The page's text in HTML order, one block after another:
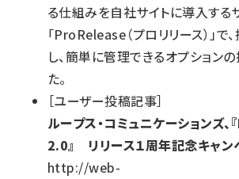
る仕組みを自社サイトに導入する
「ProRelease（プロリリース）」で
し、簡単に管理できるオプション
た。
［ユーザー投稿記事］
ループス・コミュニケーションズ
2.0』 リリース１周年記念キャン
http://web-